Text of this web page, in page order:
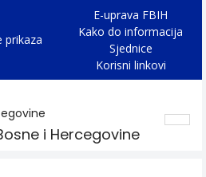
prikaza
E-uprava FBIH
Kako do informacija
Sjednice
Korisni linkovi
i Hercegovine